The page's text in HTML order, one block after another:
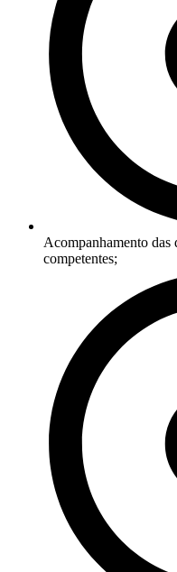
Acompanhamento das
competentes;